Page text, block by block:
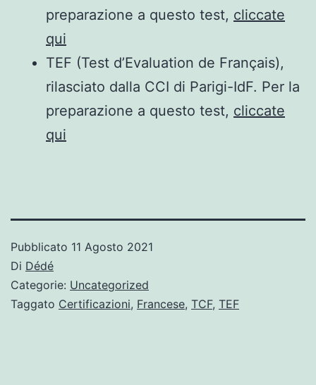
preparazione a questo test, cliccate
qui
TEF (Test d’Evaluation de Français),
rilasciato dalla CCI di Parigi-IdF. Per la
preparazione a questo test, cliccate
qui
Pubblicato 11 Agosto 2021
Di Dédé
Categorie: Uncategorized
Taggato Certificazioni, Francese, TCF, TEF